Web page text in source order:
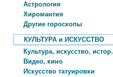
Астрология
Хиромантия
Другие гороскопы
КУЛЬТУРА и ИСКУССТВО
Культура, искусство, истор.
Видео, кино
Искусство татуировки